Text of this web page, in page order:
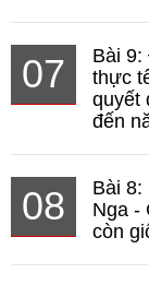
07
Bài 9:
thực
quyết
đến
08
Bài 8:
Nga -
còn